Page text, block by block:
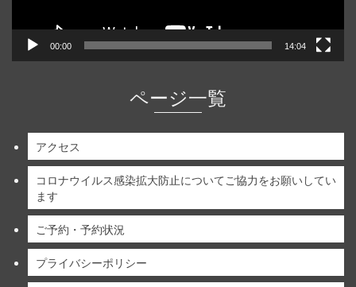
00:00 14:04
ページ一覧
アクセス
コロナウイルス感染拡大防止についてご協力をお願いしてい
ます
ご予約・予約状況
プライバシーポリシー